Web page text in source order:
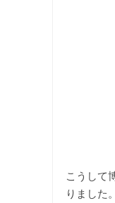
こうして
りました。